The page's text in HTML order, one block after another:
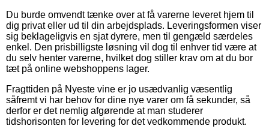
Du burde omvendt tænke over at få varerne leveret hjem til
dig privat eller ud til din arbejdsplads. Leveringsformen viser
sig beklageligvis en sjat dyrere, men til gengæld særdeles
enkel. Den prisbilligste løsning vil dog til enhver tid være at
du selv henter varerne, hvilket dog stiller krav om at du bor
tæt på online webshoppens lager.
Fragttiden på Nyeste vine er jo usædvanlig væsentlig
såfremt vi har behov for dine nye varer om få sekunder, så
derfor er det nemlig afgørende at man studerer
tidshorisonten for levering for det vedkommende produkt.